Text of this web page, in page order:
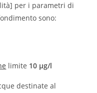
per i parametri di
sono:
limite 10 µg/l
destinate al